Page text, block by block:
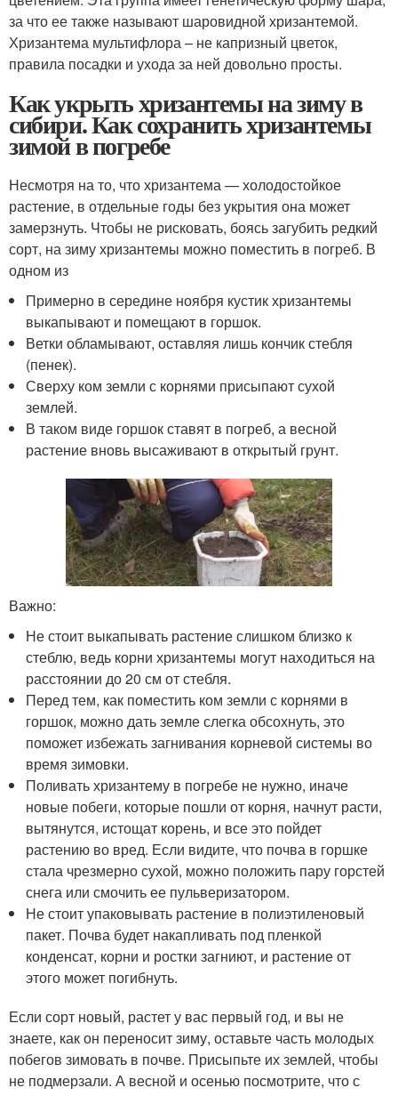
за что ее также называют шаровидной хризантемой.
Хризантема мультифлора – не капризный цветок,
правила посадки и ухода за ней довольно просты.
Как укрыть хризантемы на зиму в
сибири. Как сохранить хризантемы
зимой в погребе
Несмотря на то, что хризантема — холодостойкое
растение, в отдельные годы без укрытия она может
замерзнуть. Чтобы не рисковать, боясь загубить редкий
сорт, на зиму хризантемы можно поместить в погреб. В
одном из
Примерно в середине ноября кустик хризантемы
выкапывают и помещают в горшок.
Ветки обламывают, оставляя лишь кончик стебля
(пенек).
Сверху ком земли с корнями присыпают сухой
землей.
В таком виде горшок ставят в погреб, а весной
растение вновь высаживают в открытый грунт.
Важно:
Не стоит выкапывать растение слишком близко к
стеблю, ведь корни хризантемы могут находиться на
расстоянии до 20 см от стебля.
Перед тем, как поместить ком земли с корнями в
горшок, можно дать земле слегка обсохнуть, это
поможет избежать загнивания корневой системы во
время зимовки.
Поливать хризантему в погребе не нужно, иначе
новые побеги, которые пошли от корня, начнут расти,
вытянутся, истощат корень, и все это пойдет
растению во вред. Если видите, что почва в горшке
стала чрезмерно сухой, можно положить пару горстей
снега или смочить ее пульверизатором.
Не стоит упаковывать растение в полиэтиленовый
пакет. Почва будет накапливать под пленкой
конденсат, корни и ростки загниют, и растение от
этого может погибнуть.
Если сорт новый, растет у вас первый год, и вы не
знаете, как он переносит зиму, оставьте часть молодых
побегов зимовать в почве. Присыпьте их землей, чтобы
не подмерзали. А весной и осенью посмотрите, что с